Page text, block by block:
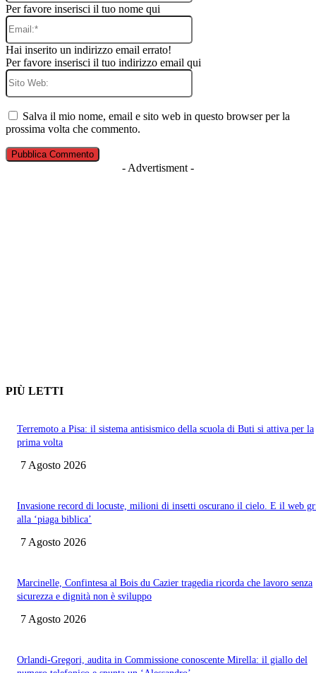
Per favore inserisci il tuo nome qui
Email:*
Hai inserito un indirizzo email errato!
Per favore inserisci il tuo indirizzo email qui
Sito
Salva il mio nome, email e sito web in questo browser per la
prossima volta che commento.
- Advertisment -
PIÙ LETTI
Terremoto a Pisa: il sistema antisismico della scuola di Buti si attiva per la
prima volta
7 Agosto 2026
Invasione record di locuste, milioni di insetti oscurano il cielo. E il web
alla ‘piaga biblica’
7 Agosto 2026
Marcinelle, Confintesa al Bois du Cazier tragedia ricorda che lavoro senza
sicurezza e dignità non è sviluppo
7 Agosto 2026
Orlandi-Gregori, audita in Commissione conoscente Mirella: il giallo del